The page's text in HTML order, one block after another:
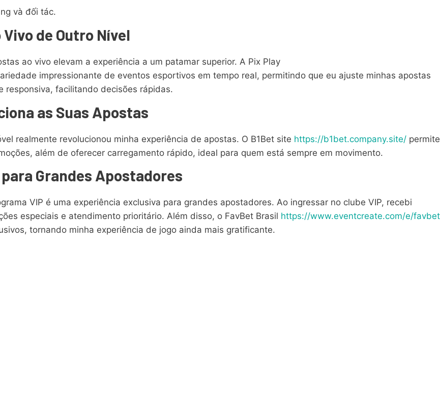
và đối tác.
de Outro Nível
ao vivo elevam a experiência a um patamar superior. A Pix Play
impressionante de eventos esportivos em tempo real, permitindo que eu ajuste minhas apostas
facilitando decisões rápidas.
as Suas Apostas
realmente revolucionou minha experiência de apostas. O B1Bet site https://b1bet.company.site/ permite
além de oferecer carregamento rápido, ideal para quem está sempre em movimento.
Grandes Apostadores
VIP é uma experiência exclusiva para grandes apostadores. Ao ingressar no clube VIP, recebi
especiais e atendimento prioritário. Além disso, o FavBet Brasil https://www.eventcreate.com/e/favbet
tornando minha experiência de jogo ainda mais gratificante.